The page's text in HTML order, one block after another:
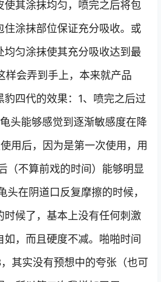
使其涂抹均匀，喷完之后将包
住涂抹部位保证充分吸收。或
均匀涂抹使其充分吸收达到最
样会弄到手上，本来就产品
豹四代的效果：1、喷完之后过
头能够感觉到逐渐敏感度在降
用后，因为是第一次使用，用
（不算前戏的时间）能够明显
头在阴道口反复摩擦的时候，
时候了，基本上没有任何刺激
如，而且硬度不减。啪啪时间
其实没有预想中的夸张（也可